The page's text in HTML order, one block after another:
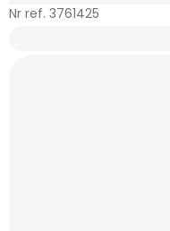
Nr ref. 3761425